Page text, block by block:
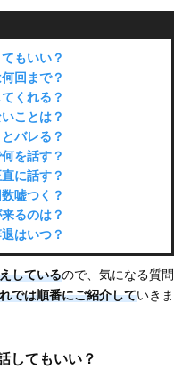
もいい？
回まで？
くれる？
ことは？
バレる？
を話す？
に話す？
嘘つく？
るのは？
はいつ？
しているので、気になる質問
では順番にご紹介していきま
してもいい？